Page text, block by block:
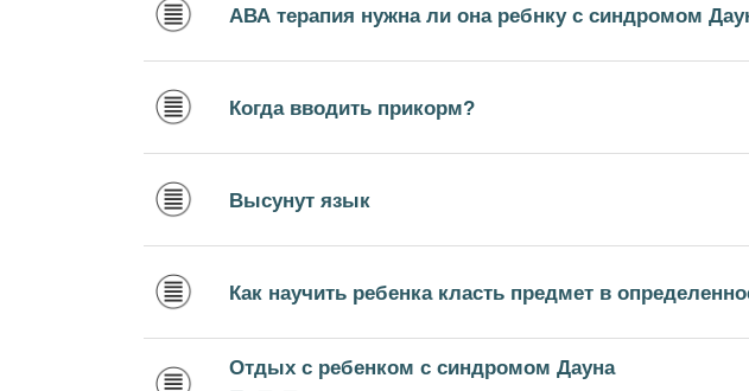
АВА терапия нужна ли она ребнку с синдромом
Когда вводить прикорм?
Высунут язык
Как научить ребенка класть предмет в
Отдых с ребенком с синдромом Дауна